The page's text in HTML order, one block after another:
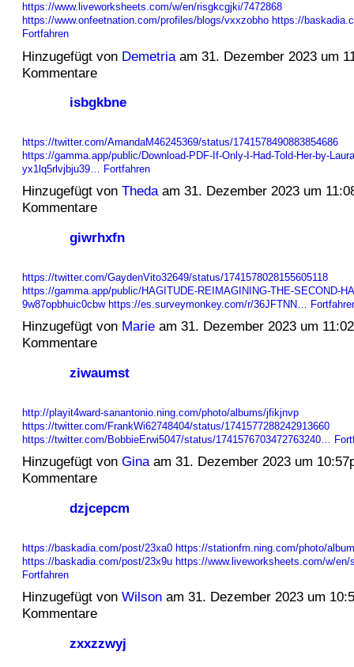
https://www.liveworksheets.com/w/en/risgkcgjki/7472868
https://www.onfeetnation.com/profiles/blogs/vxxzobho https://
Fortfahren
Hinzugefügt von Demetriaam 31. Dezember 2023 um
Kommentare
isbgkbne
https://twitter.com/AmandaM46245369/status/1741578490883854686
https://gamma.app/public/Download-PDF-If-Only-I-Had-Told-Her-by-
yx1lq5rlvjbju39… Fortfahren
Hinzugefügt von Thedaam 31. Dezember 2023 um
Kommentare
giwrhxfn
https://twitter.com/GaydenVito32649/status/1741578028155605118
https://gamma.app/public/HAGITUDE-REIMAGINING-THE-SECOND-
9w87opbhuic0cbw https://es.surveymonkey.com/r/36JFTNN…
Hinzugefügt von Marieam 31. Dezember 2023 um
Kommentare
ziwaumst
http://playit4ward-sanantonio.ning.com/photo/albums/jfikjnvp
https://twitter.com/FrankWi62748404/status/1741577288242913660
https://twitter.com/BobbieErwi5047/status/1741576703472763240…
Hinzugefügt von Ginaam 31. Dezember 2023 um
Kommentare
dzjcepcm
https://baskadia.com/post/23xa0 https://stationfm.ning.com/photo/
https://baskadia.com/post/23x9u https://www.liveworksheets.com/w/
Fortfahren
Hinzugefügt von Wilsonam 31. Dezember 2023 um
Kommentare
zxxzzwyj